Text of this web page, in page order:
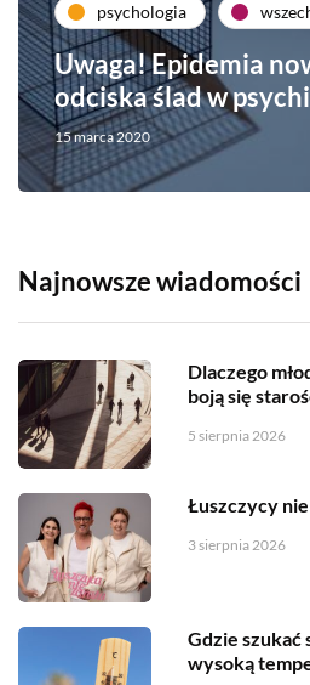
psychologia
Uwaga! Epidemia
odciska ślad w
15 marca 2020
Najnowsze wiadomości
Dlaczego
boją się
5 sierpnia 2026
Łuszczycy
3 sierpnia 2026
Gdzie szukać
wysoką